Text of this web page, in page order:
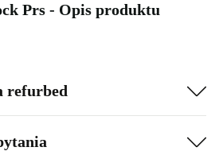
Prs - Opis produktu
refurbed